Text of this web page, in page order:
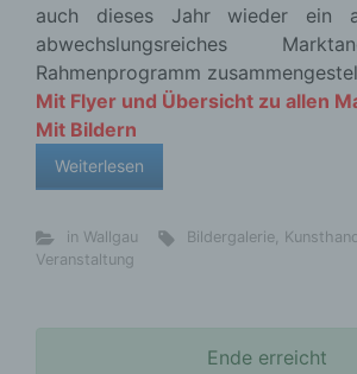
auch dieses Jahr wieder ein
abwechslungsreiches
Rahmenprogramm
Mit Flyer und Übersicht zu allen
Mit Bildern
Weiterlesen
in Wallgau Bildergalerie,
Veranstaltung
Ende erreicht